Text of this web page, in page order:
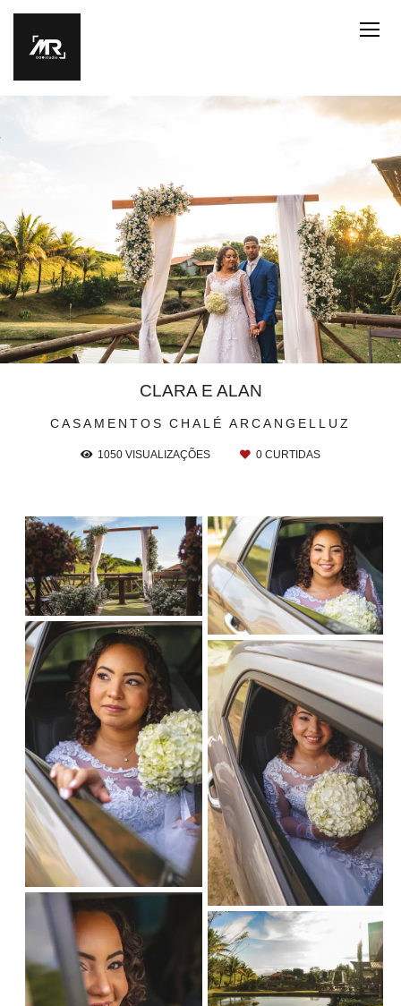
CASAMENTOS CHALÉ ARCANGELLUZ
CLARA E ALAN
1050 VISUALIZAÇÕES 0 CURTIDAS